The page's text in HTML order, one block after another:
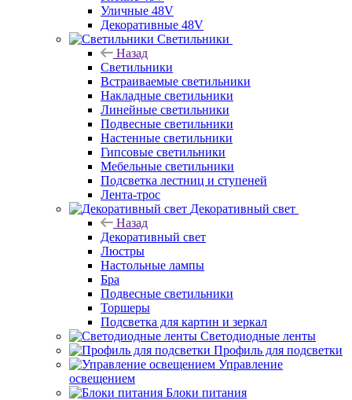
Уличные 48V
Декоративные 48V
Светильники
Назад
Светильники
Встраиваемые светильники
Накладные светильники
Линейные светильники
Подвесные светильники
Настенные светильники
Гипсовые светильники
Мебельные светильники
Подсветка лестниц и ступеней
Лента-трос
Декоративный свет
Назад
Декоративный свет
Люстры
Настольные лампы
Бра
Подвесные светильники
Торшеры
Подсветка для картин и зеркал
Светодиодные ленты
Профиль для подсветки
Управление
освещением
Блоки питания